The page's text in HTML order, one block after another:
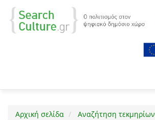
Αρχική σελίδα Αναζήτηση τεκμηρίων